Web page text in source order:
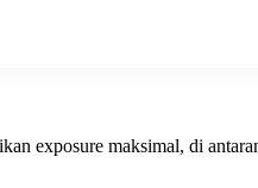
exposure maksimal, di